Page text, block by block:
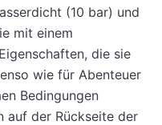
(10 bar) und
mit einem
die sie
wie für Abenteuer
Bedingungen
auf der Rückseite der